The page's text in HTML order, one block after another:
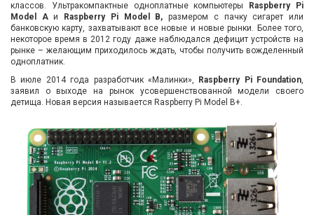
Производство
Услуги
Новости
Вход/
авторизация
Производители
классов. Ультракомпактные одноплатные компьютеры
Raspberry Pi
Model Aи Raspberry Pi Model B, размером с пачку сигарет или
банковскую карту, захватывают все новые и новые рынки. Более того,
некоторое время в 2012 году даже наблюдался дефицит устройств на
рынке – желающим приходилось ждать, чтобы получить вожделенный
одноплатник.
В июле 2014 года разработчик «Малинки»,
Raspberry Pi Foundation,
заявил о выходе на рынок усовершенствованной модели своего
детища. Новая версия называется Raspberry Pi Model B+.